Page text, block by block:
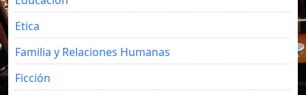
Etica
Familia y Relaciones Humanas
Ficción